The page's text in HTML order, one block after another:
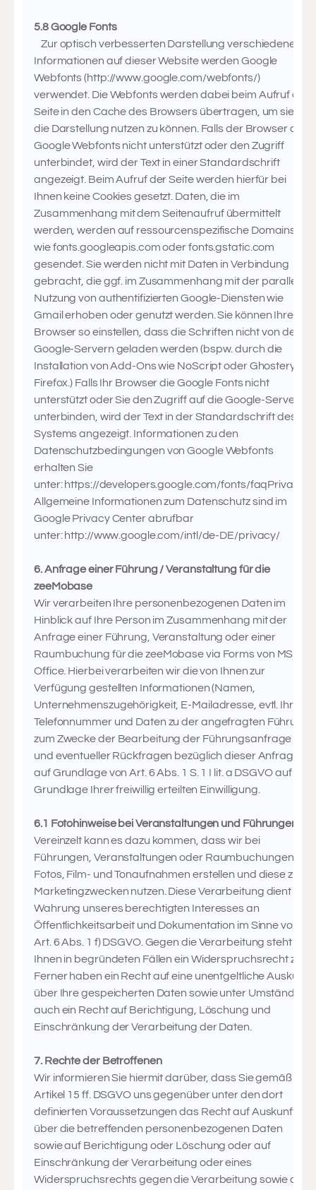
5.8 Google Fonts
Zur optisch verbesserten Darstellung verschiedener
Informationen auf dieser Website werden Google
Webfonts (http://www.google.com/webfonts/)
verwendet. Die Webfonts werden dabei beim Aufruf der
Seite in den Cache des Browsers übertragen, um sie für
die Darstellung nutzen zu können. Falls der Browser die
Google Webfonts nicht unterstützt oder den Zugriff
unterbindet, wird der Text in einer Standardschrift
angezeigt. Beim Aufruf der Seite werden hierfür bei
Ihnen keine Cookies gesetzt. Daten, die im
Zusammenhang mit dem Seitenaufruf übermittelt
werden, werden auf ressourcenspezifische Domains
wie fonts.googleapis.com oder fonts.gstatic.com
gesendet. Sie werden nicht mit Daten in Verbindung
gebracht, die ggf. im Zusammenhang mit der parallelen
Nutzung von authentifizierten Google-Diensten wie
Gmail erhoben oder genutzt werden. Sie können Ihren
Browser so einstellen, dass die Schriften nicht von den
Google-Servern geladen werden (bspw. durch die
Installation von Add-Ons wie NoScript oder Ghostery für
Firefox.) Falls Ihr Browser die Google Fonts nicht
unterstützt oder Sie den Zugriff auf die Google-Server
unterbinden, wird der Text in der Standardschrift des
Systems angezeigt. Informationen zu den
Datenschutzbedingungen von Google Webfonts
erhalten Sie
unter: https://developers.google.com/fonts/faqPrivacy
Allgemeine Informationen zum Datenschutz sind im
Google Privacy Center abrufbar
unter: http://www.google.com/intl/de-DE/privacy/
6. Anfrage einer Führung / Veranstaltung für die
zeeMobase
Wir verarbeiten Ihre personenbezogenen Daten im
Hinblick auf Ihre Person im Zusammenhang mit der
Anfrage einer Führung, Veranstaltung oder einer
Raumbuchung für die zeeMobase via Forms von MS
Office. Hierbei verarbeiten wir die von Ihnen zur
Verfügung gestellten Informationen (Namen,
Unternehmenszugehörigkeit, E-Mailadresse, evtl. Ihre
Telefonnummer und Daten zu der angefragten Führung
zum Zwecke der Bearbeitung der Führungsanfrage
und eventueller Rückfragen bezüglich dieser Anfrage
auf Grundlage von Art. 6 Abs. 1 S. 1 I lit. a DSGVO auf
Grundlage Ihrer freiwillig erteilten Einwilligung.
6.1 Fotohinweise bei Veranstaltungen und Führungen
Vereinzelt kann es dazu kommen, dass wir bei
Führungen, Veranstaltungen oder Raumbuchungen
Fotos, Film- und Tonaufnahmen erstellen und diese zu
Marketingzwecken nutzen. Diese Verarbeitung dient der
Wahrung unseres berechtigten Interesses an
Öffentlichkeitsarbeit und Dokumentation im Sinne von
Art. 6 Abs. 1 f) DSGVO. Gegen die Verarbeitung steht
Ihnen in begründeten Fällen ein Widerspruchsrecht zu.
Ferner haben ein Recht auf eine unentgeltliche Auskunft
über Ihre gespeicherten Daten sowie unter Umständen
auch ein Recht auf Berichtigung, Löschung und
Einschränkung der Verarbeitung der Daten.
7. Rechte der Betroffenen
Wir informieren Sie hiermit darüber, dass Sie gemäß
Artikel 15 ff. DSGVO uns gegenüber unter den dort
definierten Voraussetzungen das Recht auf Auskunft
über die betreffenden personenbezogenen Daten
sowie auf Berichtigung oder Löschung oder auf
Einschränkung der Verarbeitung oder eines
Widerspruchsrechts gegen die Verarbeitung sowie des